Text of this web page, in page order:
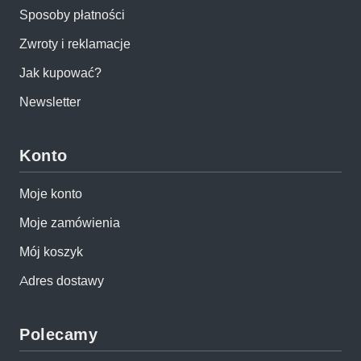
symbolu tego państwa, czyli Wielkiego Muru
Chińskiego.
Sposoby płatności
Zwroty i reklamacje
Jak kupować?
Newsletter
Konto
Moje konto
Moje zamówienia
Mój koszyk
Adres dostawy
Polecamy